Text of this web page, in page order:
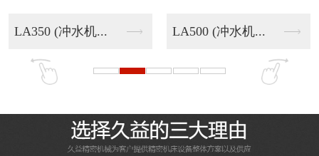
LA350 (冲水机... LA500 (冲水机...